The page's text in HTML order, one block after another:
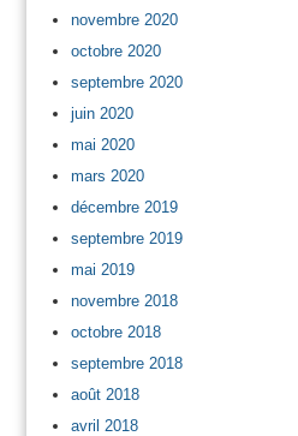
novembre 2020
octobre 2020
septembre 2020
juin 2020
mai 2020
mars 2020
décembre 2019
septembre 2019
mai 2019
novembre 2018
octobre 2018
septembre 2018
août 2018
avril 2018